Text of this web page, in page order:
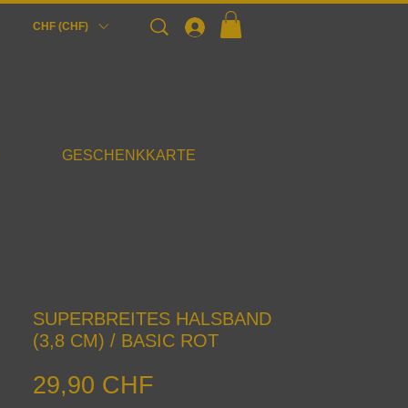
CHF (CHF) Login
GESCHENKKARTE
SUPERBREITES HALSBAND
(3,8 CM) / BASIC ROT
29,90 CHF